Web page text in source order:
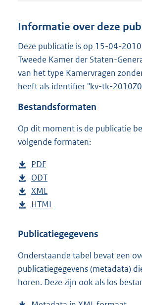
n
s
r
o
o
:
Informatie over deze
Deze publicatie is op 15-04-
Tweede Kamer der Staten-
van het type Kamervragen
heeft als identifier "kv-tk-
Bestandsformaten
Op dit moment is de publicatie
volgende formaten:
D
o
w
n
o
d
p
u
PDF
e
s
t
n
s
g
r
D
o
w
l
a
d
p
ODT
s
a
d
s
g
D
o
n
o
a
d
XML
e
t
n
d
s
D
w
l
o
a
HTML
s
a
n
d
Publicatiegegevens
Onderstaande tabel bevat een
publicatiegegevens (metadata)
horen. Deze zijn ook als los